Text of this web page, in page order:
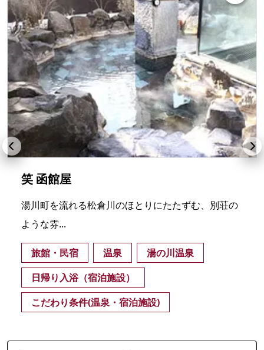
笑 函館屋
湯川町を流れる松倉川のほとりにたたずむ、別荘の
ような雰...
旅館・民宿 温泉
湯の川温泉
日帰り入浴（宿泊施設）
こだわり条件(温泉・宿泊施設)